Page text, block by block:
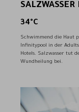
34°C
Schwimmend die Haut
Infinitypool in der Adults
Hotels. Salzwasser tut
Wundheilung bei.